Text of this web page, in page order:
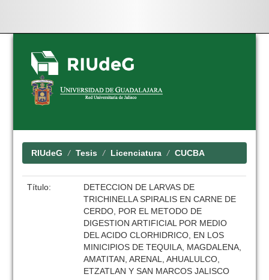
Skip
navigation
RIUdeG Tesis Licenciatura CUCBA
Título:
DETECCION DE LARVAS DE
TRICHINELLA SPIRALIS EN CARNE DE
CERDO, POR EL METODO DE
DIGESTION ARTIFICIAL POR MEDIO
DEL ACIDO CLORHIDRICO, EN LOS
MINICIPIOS DE TEQUILA, MAGDALENA,
AMATITAN, ARENAL, AHUALULCO,
ETZATLAN Y SAN MARCOS JALISCO